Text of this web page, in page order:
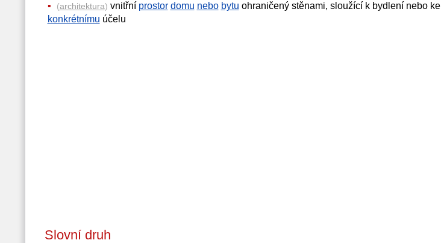
(architektura) vnitřní prostor domu nebo bytu ohraničený stěnami, sloužící k bydlení nebo ke
konkrétnímu účelu
Slovní druh